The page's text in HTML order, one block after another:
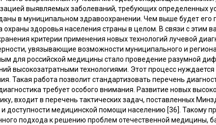
выявляемых заболеваний, требующих определенных
в муниципальном здравоохранении. Чем выше будет его
охраны здоровья населения страны в целом. В связи с этим
критерии применения новых технологий лучевой
увязывающие возможности муниципального и
для российской медицины стало проведение разумной
высокозатратными технологиями. Этот процесс
Такая работа позволит стандартизовать перечень
требует особого внимания. Развитие новых
входит в перечень тактических задач, поставленных
и доступности медицинской помощи населению [36]. Такому
подхода к решению проблем отечественной медицины,